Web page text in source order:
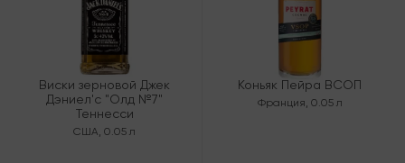
Виски зерновой Джек
Дэниел'с "Олд №7"
Теннесси
США,0.05 л
Коньяк Пейра ВСОП
Франция, 0.05 л